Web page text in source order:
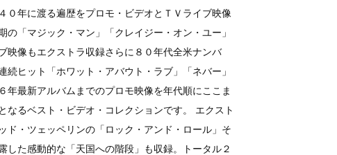
０年に渡る遍歴をプロモ・ビデオとＴＶライブ映像
の「マジック・マン」「クレイジー・オン・ユー」
映像もエクストラ収録さらに８０年代全米ナンバ
続ヒット「ホワット・アバウト・ラブ」「ネバー」
年最新アルバムまでのプロモ映像を年代順にここま
なるベスト・ビデオ・コレクションです。 エクスト
ド・ツェッペリンの「ロック・アンド・ロール」そ
した感動的な「天国への階段」も収録。トータル２